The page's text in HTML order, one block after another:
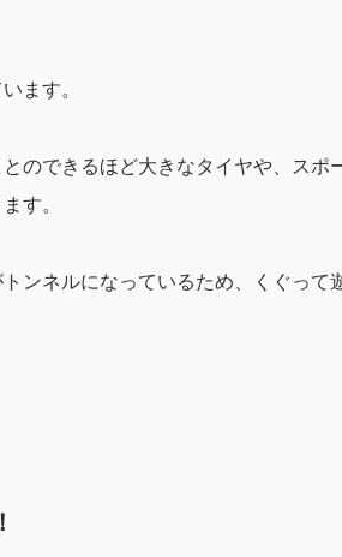
ます。
のできるほど大きなタイヤや、スポ
す。
ンネルになっているため、くぐって